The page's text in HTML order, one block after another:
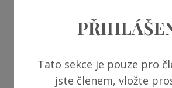
Tato sekce je pouze pro
jste členem, vložte